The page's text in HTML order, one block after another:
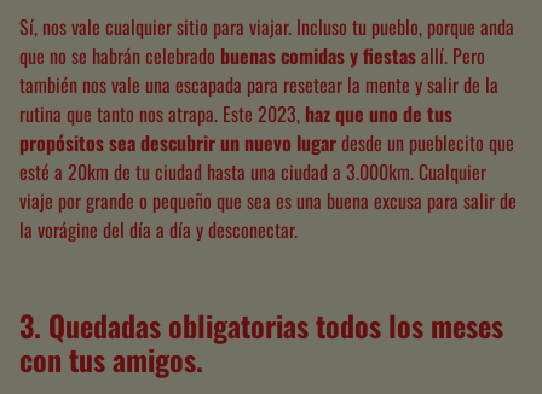
Sí, nos vale cualquier sitio para viajar. Incluso tu pueblo, porque anda
que no se habrán celebrado buenas comidas y fiestasallí. Pero
también nos vale una escapada para resetear la mente y salir de la
rutina que tanto nos atrapa. Este 2023, haz que uno de tus
propósitos sea descubrir un nuevo lugardesde un pueblecito que
esté a 20km de tu ciudad hasta una ciudad a 3.000km. Cualquier
viaje por grande o pequeño que sea es una buena excusa para salir de
la vorágine del día a día y desconectar.
3. Quedadas obligatorias todos los meses
con tus amigos.